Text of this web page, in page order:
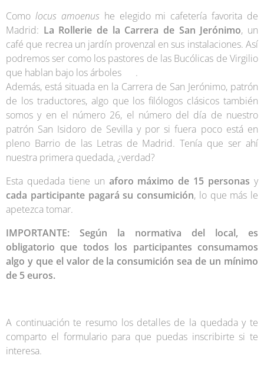
Como locus amoenushe elegido mi cafetería favorita de
Madrid: La Rollerie de la Carrera de San Jerónimo, un
café que recrea un jardín provenzal en sus instalaciones. Así
podremos ser como los pastores de las Bucólicas de Virgilio
que hablan bajo los árboles 😉.
Además, está situada en la Carrera de San Jerónimo, patrón
de los traductores, algo que los filólogos clásicos también
somos y en el número 26, el número del día de nuestro
patrón San Isidoro de Sevilla y por si fuera poco está en
pleno Barrio de las Letras de Madrid. Tenía que ser ahí
nuestra primera quedada, ¿verdad?
Esta quedada tiene un aforo máximo de 15 personas y
cada participante pagará su consumición, lo que más le
apetezca tomar.
IMPORTANTE: Según la normativa del local, es
obligatorio que todos los participantes consumamos
algo y que el valor de la consumición sea de un mínimo
de 5 euros.
A continuación te resumo los detalles de la quedada y te
comparto el formulario para que puedas inscribirte si te
interesa.